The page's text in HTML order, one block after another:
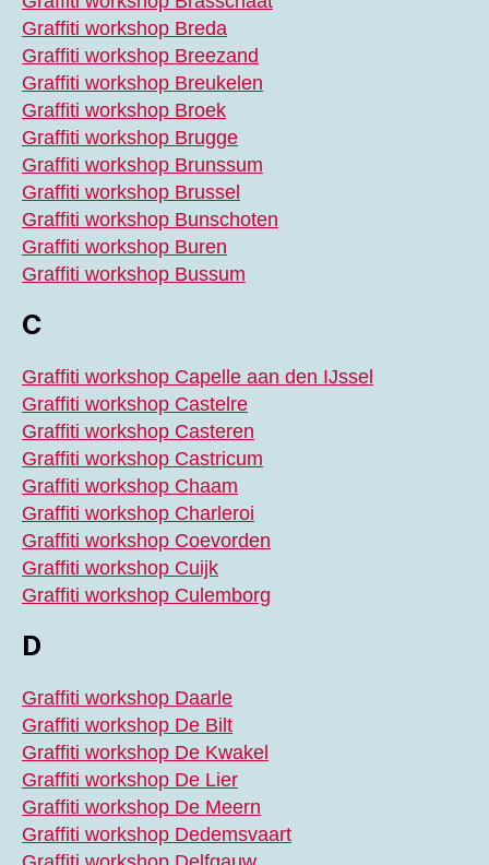
Graffiti workshop Breda
Graffiti workshop Breezand
Graffiti workshop Breukelen
Graffiti workshop Broek
Graffiti workshop Brugge
Graffiti workshop Brunssum
Graffiti workshop Brussel
Graffiti workshop Bunschoten
Graffiti workshop Buren
Graffiti workshop Bussum
C
Graffiti workshop Capelle aan den IJssel
Graffiti workshop Castelre
Graffiti workshop Casteren
Graffiti workshop Castricum
Graffiti workshop Chaam
Graffiti workshop Charleroi
Graffiti workshop Coevorden
Graffiti workshop Cuijk
Graffiti workshop Culemborg
D
Graffiti workshop Daarle
Graffiti workshop De Bilt
Graffiti workshop De Kwakel
Graffiti workshop De Lier
Graffiti workshop De Meern
Graffiti workshop Dedemsvaart